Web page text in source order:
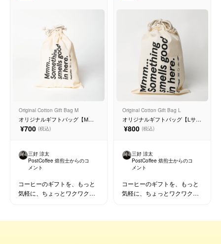
Original Cotton Gift Bag M
オリジナルギフトバッグ【Mサ
イズ】
¥700 (税込)
三好 涼太
PostCoffee 焙煎士からのコ
メント
コーヒーのギフトを、もっと
気軽に、ちょっとワクワクす
Original Cotton Gift Bag L
オリジナルギフトバッグ【Lサイ
ズ】
¥800 (税込)
三好 涼太
PostCoffee 焙煎士からのコ
メント
コーヒーのギフトを、もっと
気軽に、ちょっとワクワクす